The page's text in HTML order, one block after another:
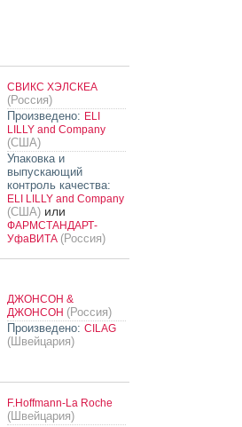
СВИКС ХЭЛСКЕА
(Россия)
Произведено: ELI
LILLY and Company
(США)
Упаковка и
выпускающий
контроль качества:
ELI LILLY and Company
(США)или
ФАРМСТАНДАРТ-
УфаВИТА (Россия)
ДЖОНСОН &
ДЖОНСОН (Россия)
Произведено: CILAG
(Швейцария)
F.Hoffmann-La Roche
(Швейцария)